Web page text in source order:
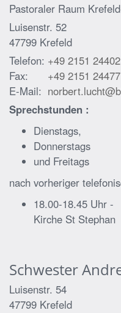
Pastoraler Raum
Luisenstr. 52
47799 Krefeld
Telefon: +49 2151 24402
Fax:
+49 2151 24477
E-Mail:
Sprechstunden :
Dienstags,
Donnerstags
und Freitags
nach vorheriger
18.00-18.45 Uhr -
Kirche St Stephan
Schwester
Luisenstr. 54
47799 Krefeld